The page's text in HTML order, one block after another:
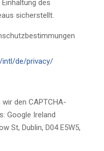
des
sicherstellt.
/intl/de/privacy/
den CAPTCHA-
Google Ireland
St, Dublin, D04 E5W5,